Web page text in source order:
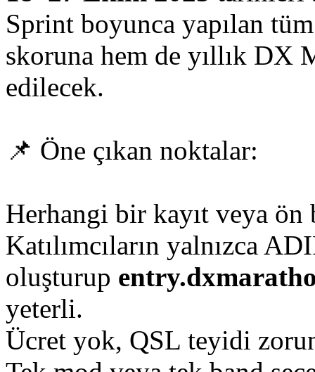
Sprint boyunca yapılan
skoruna hem de yıllık DX
edilecek.
📌 Öne çıkan noktalar:
Herhangi bir kayıt veya
Katılımcıların yalnızca
oluşturup
yeterli.
Ücret yok, QSL teyidi